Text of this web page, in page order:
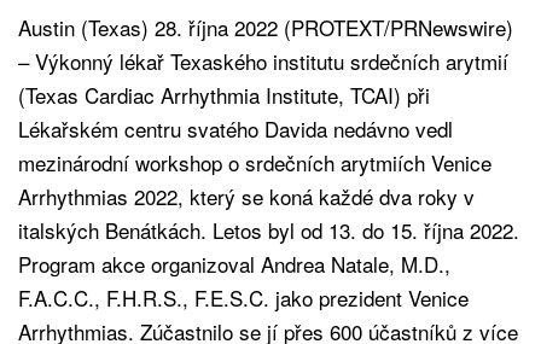
Austin (Texas) 28. října 2022 (PROTEXT/PRNewswire)
– Výkonný lékař Texaského institutu srdečních arytmií
(Texas Cardiac Arrhythmia Institute, TCAI) při
Lékařském centru svatého Davida nedávno vedl
mezinárodní workshop o srdečních arytmiích Venice
Arrhythmias 2022, který se koná každé dva roky v
italských Benátkách. Letos byl od 13. do 15. října 2022.
Program akce organizoval Andrea Natale, M.D.,
F.A.C.C., F.H.R.S., F.E.S.C. jako prezident Venice
Arrhythmias. Zúčastnilo se jí přes 600 účastníků z více